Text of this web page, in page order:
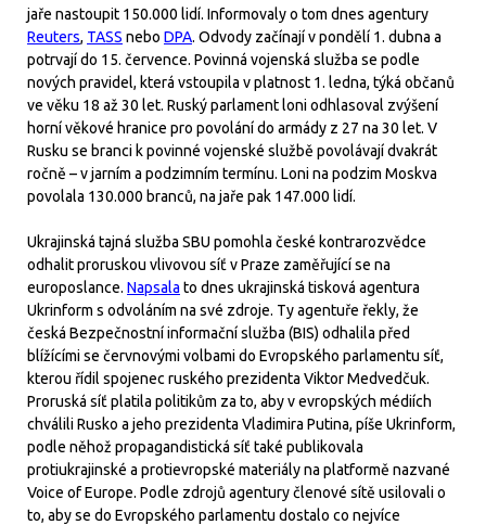
jaře nastoupit 150.000 lidí. Informovaly o tom dnes agentury
Reuters, TASS nebo DPA. Odvody začínají v pondělí 1. dubna a
potrvají do 15. července. Povinná vojenská služba se podle
nových pravidel, která vstoupila v platnost 1. ledna, týká občanů
ve věku 18 až 30 let. Ruský parlament loni odhlasoval zvýšení
horní věkové hranice pro povolání do armády z 27 na 30 let. V
Rusku se branci k povinné vojenské službě povolávají dvakrát
ročně – v jarním a podzimním termínu. Loni na podzim Moskva
povolala 130.000 branců, na jaře pak 147.000 lidí.
Ukrajinská tajná služba SBU pomohla české kontrarozvědce
odhalit proruskou vlivovou síť v Praze zaměřující se na
europoslance. Napsala to dnes ukrajinská tisková agentura
Ukrinform s odvoláním na své zdroje. Ty agentuře řekly, že
česká Bezpečnostní informační služba (BIS) odhalila před
blížícími se červnovými volbami do Evropského parlamentu síť,
kterou řídil spojenec ruského prezidenta Viktor Medvedčuk.
Proruská síť platila politikům za to, aby v evropských médiích
chválili Rusko a jeho prezidenta Vladimira Putina, píše Ukrinform,
podle něhož propagandistická síť také publikovala
protiukrajinské a protievropské materiály na platformě nazvané
Voice of Europe. Podle zdrojů agentury členové sítě usilovali o
to, aby se do Evropského parlamentu dostalo co nejvíce